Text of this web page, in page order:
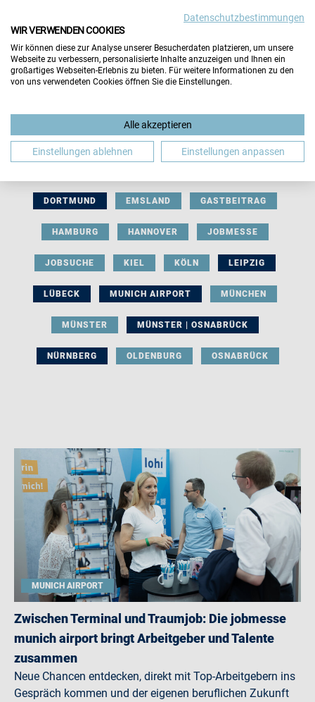
BERUFLICHE ORIENTIERUNG BEWERBUNG
DORTMUND EMSLAND GASTBEITRAG
HAMBURG HANNOVER JOBMESSE
JOBSUCHE KIEL KÖLN LEIPZIG
LÜBECK MUNICH AIRPORT MÜNCHEN
MÜNSTER MÜNSTER | OSNABRÜCK
NÜRNBERG OLDENBURG OSNABRÜCK
MUNICH AIRPORT
Zwischen Terminal und Traumjob: Die jobmesse
munich airport bringt Arbeitgeber und Talente
zusammen
Neue Chancen entdecken, direkt mit Top-Arbeitgebern ins
Gespräch kommen und der eigenen beruflichen Zukunft
Datenschutzbestimmungen
WIR VERWENDEN COOKIES
Wir können diese zur Analyse unserer Besucherdaten platzieren, um unsere
Webseite zu verbessern, personalisierte Inhalte anzuzeigen und Ihnen ein
großartiges Webseiten-Erlebnis zu bieten. Für weitere Informationen zu den
von uns verwendeten Cookies öffnen Sie die Einstellungen.
Alle akzeptieren
Einstellungen ablehnen Einstellungen anpassen